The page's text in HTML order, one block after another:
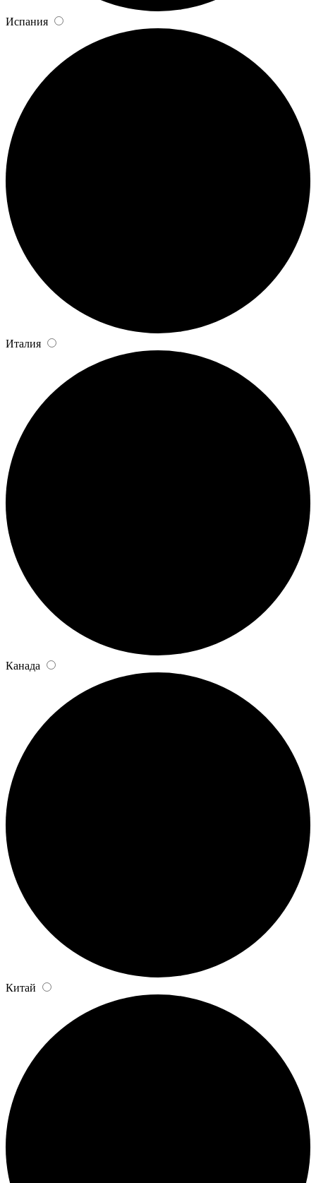
Испания
Италия
Канада
Китай